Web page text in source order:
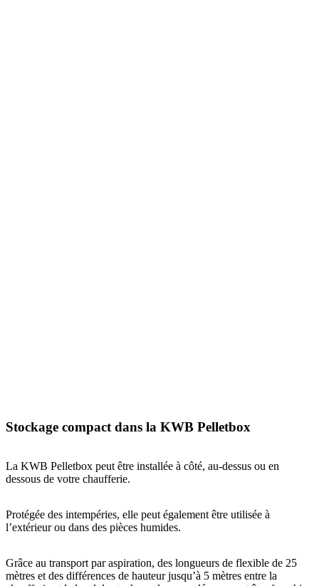
Stockage compact dans la KWB Pelletbox
La KWB Pelletbox peut être installée à côté, au-dessus ou en
dessous de votre chaufferie.
Protégée des intempéries, elle peut également être utilisée à
l’extérieur ou dans des pièces humides.
Grâce au transport par aspiration, des longueurs de flexible de 25
mètres et des différences de hauteur jusqu’à 5 mètres entre la